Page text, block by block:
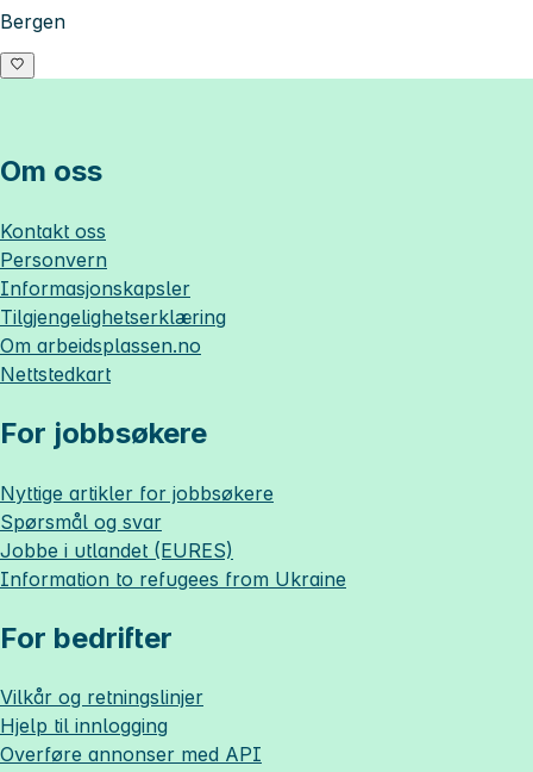
Bergen
Om oss
Kontakt oss
Personvern
Informasjonskapsler
Tilgjengelighetserklæring
Om arbeidsplassen.no
Nettstedkart
For jobbsøkere
Nyttige artikler for jobbsøkere
Spørsmål og svar
Jobbe i utlandet (EURES)
Information to refugees from Ukraine
For bedrifter
Vilkår og retningslinjer
Hjelp til innlogging
Overføre annonser med API